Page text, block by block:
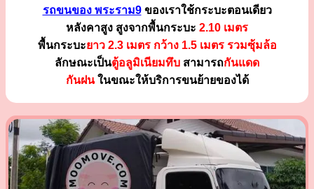
รถขนของ พระราม9ของเราใช้กระบะตอนเดียว
หลังคาสูง สูงจากพื้นกระบะ 2.10 เมตร
พื้นกระบะยาว 2.3 เมตร กว้าง 1.5 เมตร รวมซุ้มล้อ
ลักษณะเป็นตู้อลูมิเนียมทึบ สามารถกันแดด
กันฝนในขณะให้บริการขนย้ายของได้